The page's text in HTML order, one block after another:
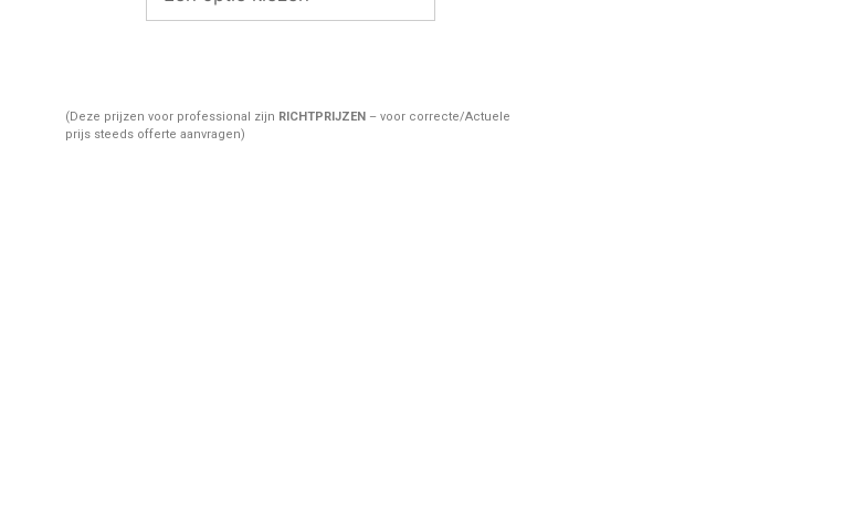
(Deze prijzen voor professional zijn RICHTPRIJZEN – voor correcte/Actuele
prijs steeds offerte aanvragen)